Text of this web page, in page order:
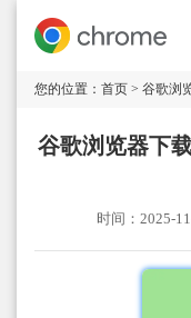
您的位置： 首页 > 谷歌浏
谷歌浏览器下
时间：2025-